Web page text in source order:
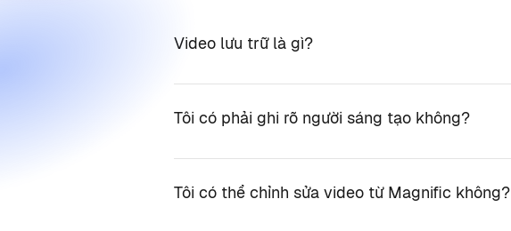
Video lưu trữ là gì?
Tôi có phải ghi rõ người sáng tạo không?
Tôi có thể chỉnh sửa video từ Magnific không?